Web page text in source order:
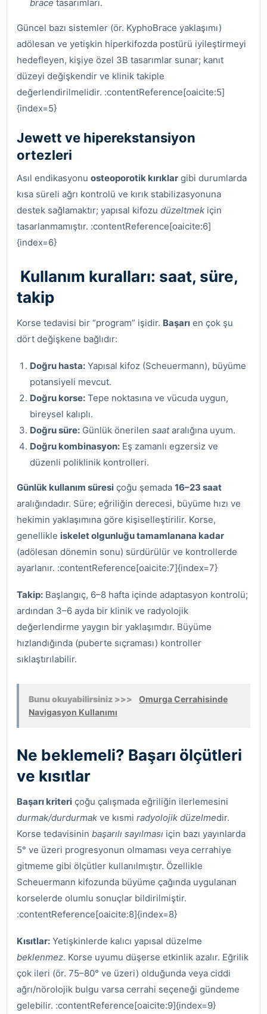
brace tasarımları.
Güncel bazı sistemler (ör. KyphoBrace yaklaşımı)
adölesan ve yetişkin hiperkifozda postürü iyileştirmeyi
hedefleyen, kişiye özel 3B tasarımlar sunar; kanıt
düzeyi değişkendir ve klinik takiple
değerlendirilmelidir. :contentReference[oaicite:5]
{index=5}
Jewett ve hiperekstansiyon
ortezleri
Asıl endikasyonu osteoporotik kırıklar gibi durumlarda
kısa süreli ağrı kontrolü ve kırık stabilizasyonuna
destek sağlamaktır; yapısal kifozu düzeltmek için
tasarlanmamıştır. :contentReference[oaicite:6]
{index=6}
Kullanım kuralları: saat, süre,
takip
Korse tedavisi bir “program” işidir. Başarı en çok şu
dört değişkene bağlıdır:
Doğru hasta: Yapısal kifoz (Scheuermann), büyüme
potansiyeli mevcut.
Doğru korse: Tepe noktasına ve vücuda uygun,
bireysel kalıplı.
Doğru süre: Günlük önerilen saataralığına uyum.
Doğru kombinasyon: Eş zamanlı egzersiz ve
düzenli poliklinik kontrolleri.
Günlük kullanım süresi çoğu şemada 16–23 saat
aralığındadır. Süre; eğriliğin derecesi, büyüme hızı ve
hekimin yaklaşımına göre kişiselleştirilir. Korse,
genellikle iskelet olgunluğu tamamlanana kadar
(adölesan dönemin sonu) sürdürülür ve kontrollerde
ayarlanır. :contentReference[oaicite:7]{index=7}
Takip: Başlangıç, 6–8 hafta içinde adaptasyon kontrolü;
ardından 3–6 ayda bir klinik ve radyolojik
değerlendirme yaygın bir yaklaşımdır. Büyüme
hızlandığında (puberte sıçraması) kontroller
sıklaştırılabilir.
Bunu okuyabilirsiniz >>>
Omurga Cerrahisinde
Navigasyon Kullanımı
Ne beklemeli? Başarı ölçütleri
ve kısıtlar
Başarı kriteri çoğu çalışmada eğriliğin ilerlemesini
durmak/durdurmak ve kısmi radyolojik düzelmedir.
Korse tedavisinin başarılı sayılması için bazı yayınlarda
5° ve üzeri progresyonun olmaması veya cerrahiye
gitmeme gibi ölçütler kullanılmıştır. Özellikle
Scheuermann kifozunda büyüme çağında uygulanan
korselerde olumlu sonuçlar bildirilmiştir.
:contentReference[oaicite:8]{index=8}
Kısıtlar: Yetişkinlerde kalıcı yapısal düzelme
beklenmez. Korse uyumu düşerse etkinlik azalır. Eğrilik
çok ileri (ör. 75–80° ve üzeri) olduğunda veya ciddi
ağrı/nörolojik bulgu varsa cerrahi seçeneği gündeme
gelebilir. :contentReference[oaicite:9]{index=9}